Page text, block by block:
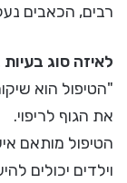
רבים, הכאבים
לאיזה סוג
"הטיפול הוא
את הגוף לריפוי.
הטיפול מותאם
וילדים יכולים